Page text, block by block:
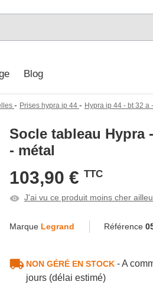
Blog
- Prises hypra ip 44 - Hypra ip 44 - bt 32 a
Socle tableau Hypra
- métal
103,90 € TTC
J'ai vu ce produit moins cher
Marque Legrand Référence
NON GÉRÉ EN STOCK- A
jours (délai estimé)